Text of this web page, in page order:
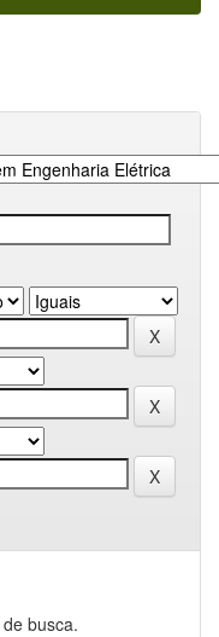
busca.